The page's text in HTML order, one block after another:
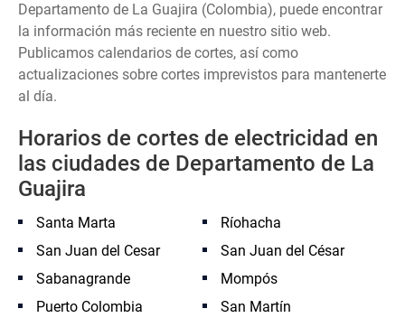
Departamento de La Guajira (Colombia), puede encontrar
la información más reciente en nuestro sitio web.
Publicamos calendarios de cortes, así como
actualizaciones sobre cortes imprevistos para mantenerte
al día.
Horarios de cortes de electricidad en
las ciudades de Departamento de La
Guajira
Santa Marta
Ríohacha
San Juan del Cesar
San Juan del César
Sabanagrande
Mompós
Puerto Colombia
San Martín